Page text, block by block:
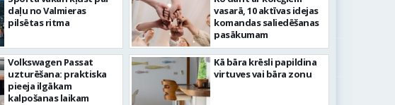
daļu no Valmieras
pilsētas ritma
Volkswagen Passat
uzturēšana: praktiska
pieeja ilgākam
kalpošanas laikam
vasarā, 10 aktīvas idejas
komandas saliedēšanas
pasākumam
Kā bāra krēsli papildina
virtuves vai bāra zonu